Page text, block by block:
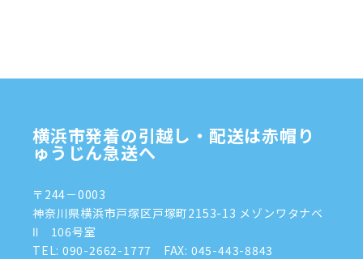
2024年9月(2)
2024年7月
(8)
2024年5月(2)
2024年4月(3)
横浜市発着の引越し・配送は赤帽り
ゅうじん急送へ
〒244－0003
神奈川県横浜市戸塚区戸塚町2153-13 メゾンワタナベ
Ⅱ 106号室
TEL: 090-2662-1777
FAX: 045-443-8843